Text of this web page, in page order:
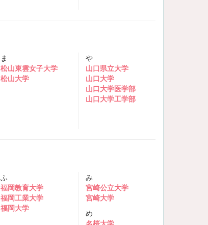
ま
松山東雲女子大学
松山大学
や
山口県立大学
山口大学
山口大学医学部
山口大学工学部
ふ
福岡教育大学
福岡工業大学
福岡大学
み
宮崎公立大学
宮崎大学
め
名桜大学